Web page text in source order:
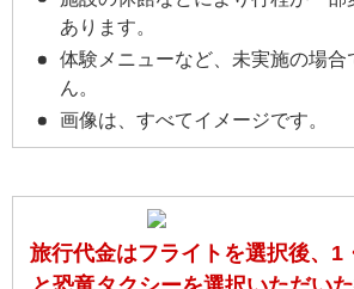
あります。
体験メニューなど、未実施の場合
ん。
画像は、すべてイメージです。
旅行代金はフライトを選択後、1